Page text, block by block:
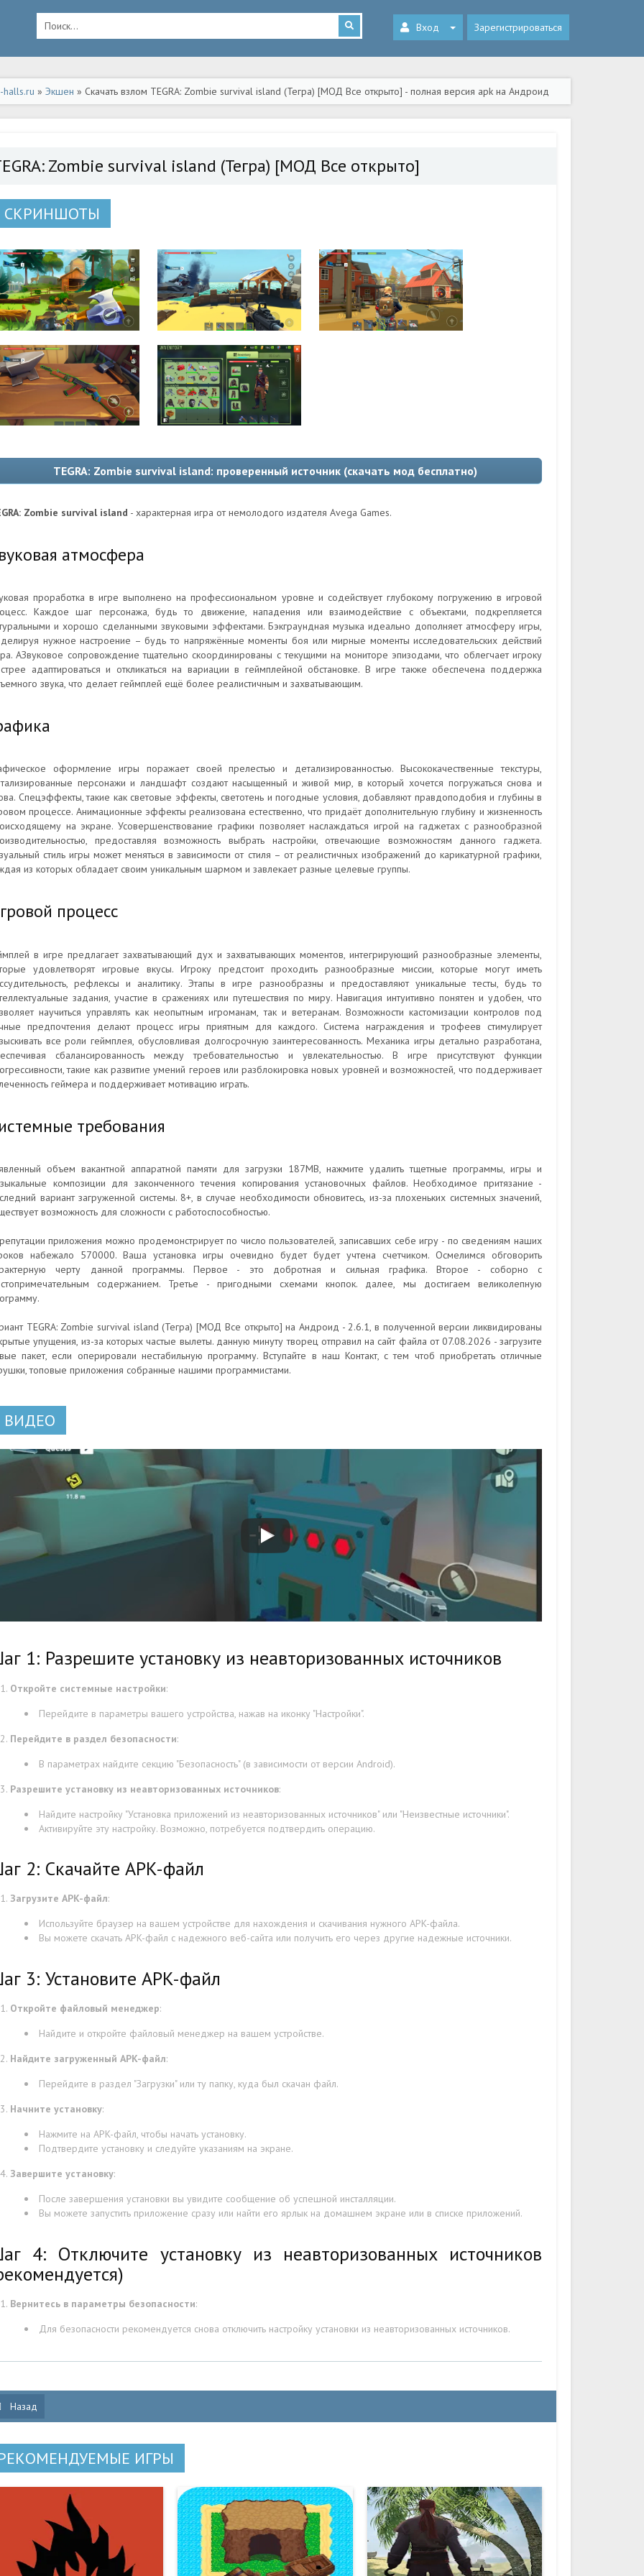
Вход Зарегистрироваться
halls.ru » Экшен » Скачать взлом TEGRA: Zombie survival island (Тегра) [МОД Все открыто] - полная версия apk на Андроид
Zombie survival island (Тегра) [МОД Все открыто]
СКРИНШОТЫ
TEGRA: Zombie survival island: проверенный источник (скачать мод бесплатно)
Zombie survival island - характерная игра от немолодого издателя Avega Games.
атмосфера
проработка в игре выполнено на профессиональном уровне и содействует глубокому погружению в игровой
Каждое шаг персонажа, будь то движение, нападения или взаимодействие с объектами, подкрепляется
и хорошо сделанными звуковыми эффектами. Бэкграундная музыка идеально дополняет атмосферу игры,
нужное настроение – будь то напряжённые моменты боя или мирные моменты исследовательских действий
АЗвуковое сопровождение тщательно скоординированы с текущими на мониторе эпизодами, что облегчает игроку
адаптироваться и откликаться на вариации в геймплейной обстановке. В игре также обеспечена поддержка
звука, что делает геймплей ещё более реалистичным и захватывающим.
оформление игры поражает своей прелестью и детализированностью. Высококачественные текстуры,
персонажи и ландшафт создают насыщенный и живой мир, в который хочется погружаться снова и
Спецэффекты, такие как световые эффекты, светотень и погодные условия, добавляют правдоподобия и глубины в
процессе. Анимационные эффекты реализована естественно, что придаёт дополнительную глубину и жизненность
на экране. Усовершенствование графики позволяет наслаждаться игрой на гаджетах с разнообразной
предоставляя возможность выбрать настройки, отвечающие возможностям данного гаджета.
стиль игры может меняться в зависимости от стиля – от реалистичных изображений до карикатурной графики,
из которых обладает своим уникальным шармом и завлекает разные целевые группы.
процесс
в игре предлагает захватывающий дух и захватывающих моментов, интегрирующий разнообразные элементы,
удовлетворят игровые вкусы. Игроку предстоит проходить разнообразные миссии, которые могут иметь
рефлексы и аналитику. Этапы в игре разнообразны и предоставляют уникальные тесты, будь то
задания, участие в сражениях или путешествия по миру. Навигация интуитивно понятен и удобен, что
научиться управлять как неопытным игроманам, так и ветеранам. Возможности кастомизации контролов под
предпочтения делают процесс игры приятным для каждого. Система награждения и трофеев стимулирует
все роли геймплея, обусловливая долгосрочную заинтересованность. Механика игры детально разработана,
сбалансированность между требовательностью и увлекательностью. В игре присутствуют функции
такие как развитие умений героев или разблокировка новых уровней и возможностей, что поддерживает
геймера и поддерживает мотивацию играть.
требования
объем вакантной аппаратной памяти для загрузки 187MB, нажмите удалить тщетные программы, игры и
композиции для законченного течения копирования установочных файлов. Необходимое притязание -
вариант загруженной системы. 8+, в случае необходимости обновитесь, из-за плохеньких системных значений,
возможность для сложности с работоспособностью.
приложения можно продемонстрирует по число пользователей, записавших себе игру - по сведениям наших
набежало 570000. Ваша установка игры очевидно будет будет учтена счетчиком. Осмелимся обговорить
черту данной программы. Первое - это добротная и сильная графика. Второе - соборно с
содержанием. Третье - пригодными схемами кнопок. далее, мы достигаем великолепную
TEGRA: Zombie survival island (Тегра) [МОД Все открыто] на Андроид - 2.6.1, в полученной версии ликвидированы
упущения, из-за которых частые вылеты. данную минуту творец отправил на сайт файла от 07.08.2026 - загрузите
пакет, если оперировали нестабильную программу. Вступайте в наш Контакт, с тем чтоб приобретать отличные
топовые приложения собранные нашими программистами.
ВИДЕО
1: Разрешите установку из неавторизованных источников
Откройте системные настройки:
Перейдите в параметры вашего устройства, нажав на иконку "Настройки".
Перейдите в раздел безопасности:
В параметрах найдите секцию "Безопасность" (в зависимости от версии Android).
Разрешите установку из неавторизованных источников:
Найдите настройку "Установка приложений из неавторизованных источников" или "Неизвестные источники".
Активируйте эту настройку. Возможно, потребуется подтвердить операцию.
2: Скачайте APK-файл
Загрузите APK-файл:
Используйте браузер на вашем устройстве для нахождения и скачивания нужного APK-файла.
Вы можете скачать APK-файл с надежного веб-сайта или получить его через другие надежные источники.
3: Установите APK-файл
Откройте файловый менеджер:
Найдите и откройте файловый менеджер на вашем устройстве.
Найдите загруженный APK-файл:
Перейдите в раздел "Загрузки" или ту папку, куда был скачан файл.
Начните установку:
Нажмите на APK-файл, чтобы начать установку.
Подтвердите установку и следуйте указаниям на экране.
Завершите установку:
После завершения установки вы увидите сообщение об успешной инсталляции.
Вы можете запустить приложение сразу или найти его ярлык на домашнем экране или в списке приложений.
4: Отключите установку из неавторизованных источников
Вернитесь в параметры безопасности:
Для безопасности рекомендуется снова отключить настройку установки из неавторизованных источников.
Назад
ИГРЫ